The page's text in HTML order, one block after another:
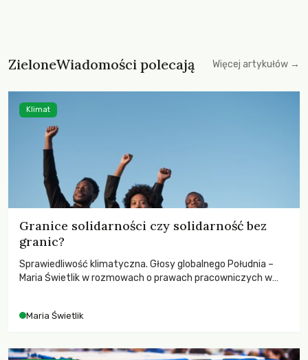
ZieloneWiadomości polecają Więcej artykułów →
Granice solidarności czy solidarność bez
granic?
Sprawiedliwość klimatyczna. Głosy globalnego Południa –
Maria Świetlik w rozmowach o prawach pracowniczych w
Maria Świetlik
Klimat